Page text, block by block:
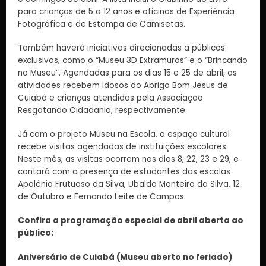
para crianças de 5 a 12 anos e oficinas de Experiência
Fotográfica e de Estampa de Camisetas.
Também haverá iniciativas direcionadas a públicos
exclusivos, como o “Museu 3D Extramuros” e o “Brincando
no Museu”. Agendadas para os dias 15 e 25 de abril, as
atividades recebem idosos do Abrigo Bom Jesus de
Cuiabá e crianças atendidas pela Associação
Resgatando Cidadania, respectivamente.
Já com o projeto Museu na Escola, o espaço cultural
recebe visitas agendadas de instituições escolares.
Neste mês, as visitas ocorrem nos dias 8, 22, 23 e 29, e
contará com a presença de estudantes das escolas
Apolônio Frutuoso da Silva, Ubaldo Monteiro da Silva, 12
de Outubro e Fernando Leite de Campos.
Confira a programação especial de abril aberta ao
público:
Aniversário de Cuiabá (Museu aberto no feriado)